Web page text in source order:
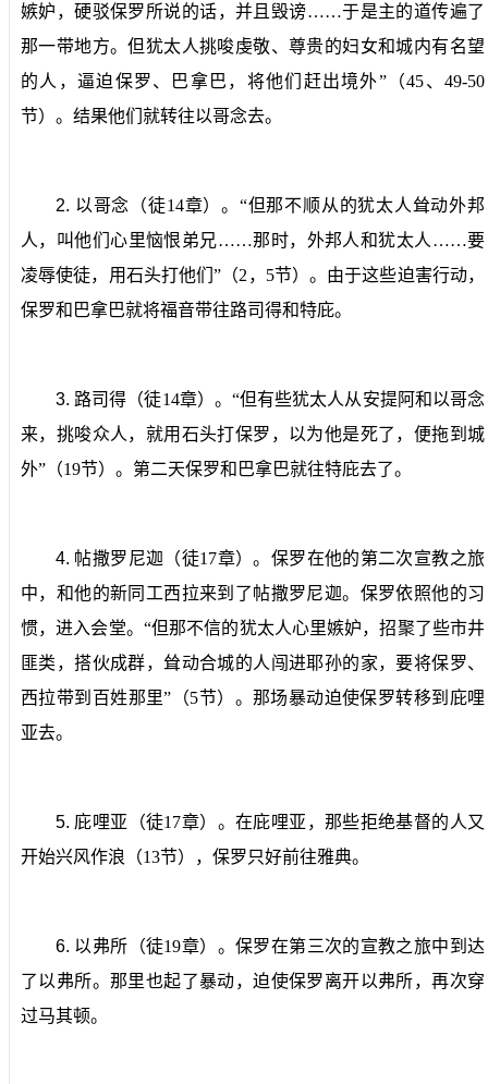
嫉妒，硬驳保罗所说的话，并且毁谤……于是主的道传遍了
那一带地方。但犹太人挑唆虔敬、尊贵的妇女和城内有名望
的人，逼迫保罗、巴拿巴，将他们赶出境外”（45、49-50
节）。结果他们就转往以哥念去。
2. 以哥念 （徒14章）。“但那不顺从的犹太人耸动外邦
人，叫他们心里恼恨弟兄……那时，外邦人和犹太人……要
凌辱使徒，用石头打他们”（2 ， 5节）。由于这些迫害行动，
保罗和巴拿巴就将福音带往路司得和特庇。
3. 路司得 （徒14章）。“但有些犹太人从安提阿和以哥念
来，挑唆众人，就用石头打保罗，以为他是死了，便拖到城
外”（19节）。第二天保罗和巴拿巴就往特庇去了。
4. 帖撒罗尼迦 （徒17章）。保罗在他的第二次宣教之旅
中，和他的新同工西拉来到了帖撒罗尼迦。保罗依照他的习
惯，进入会堂。“但那不信的犹太人心里嫉妒，招聚了些市井
匪类，搭伙成群，耸动合城的人闯进耶孙的家，要将保罗、
西拉带到百姓那里”（5节）。那场暴动迫使保罗转移到庇哩
亚去。
5. 庇哩亚（徒17章）。在庇哩亚，那些拒绝基督的人又
开始兴风作浪（13节），保罗只好前往雅典。
6. 以弗所 （徒19章）。保罗在第三次的宣教之旅中到达
了以弗所。那里也起了暴动，迫使保罗离开以弗所，再次穿
过马其顿。